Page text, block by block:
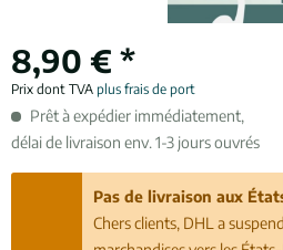
8,90 € *
Prix dont TVA plus frais de port
Prêt à expédier immédiatement,
délai de livraison env. 1-3 jours ouvrés
Pas de livraison aux
Chers clients, DHL a